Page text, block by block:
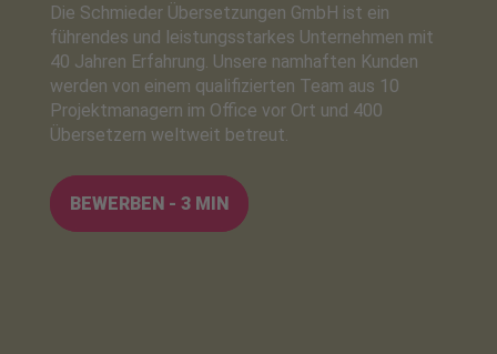
Die Schmieder Übersetzungen GmbH ist ein
führendes und leistungsstarkes Unternehmen mit
40 Jahren Erfahrung. Unsere namhaften Kunden
werden von einem qualifizierten Team aus 10
Projektmanagern im Office vor Ort und 400
Übersetzern weltweit betreut.
BEWERBEN - 3 MIN